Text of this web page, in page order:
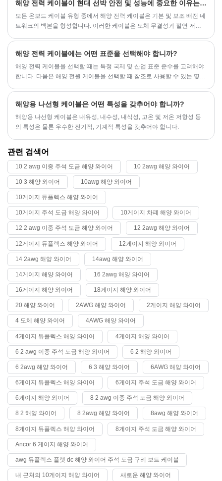
해양 전력 케이블이 현대 선박 안전 및 성능에 중요한 이유는 무엇입니까?
모든 온보드 케이블 유형 중에서 해양 전력 케이블은 기본 및 보조 배전 네
트워크의 백본을 형성합니다. 이러한 케이블은 도체 무결성과 절연 저항
해양 전력 케이블에는 어떤 표준을 선택해야 합니까?
​해양 전력 케이블을 선택할 때는 특정 국제 및 산업 표준 준수를 고려해야
합니다. 다음은 해양 전원 케이블을 선택할 때 참조로 사용할 수 있는 몇
해양용 나선형 케이블은 어떤 특성을 갖추어야 합니까?
해양용 나선형 케이블은 내유성, 내수성, 내식성, 고온 및 저온 저항성 등
의 특성은 물론 우수한 전기적, 기계적 특성을 갖추어야 합니다.
관련 검색어
10 2 awg 이중 주석 도금 해양 와이어 10 2awg 해양 와이어
10 3 해양 와이어 10awg 해양 와이어
10게이지 듀플렉스 해양 와이어
10게이지 주석 도금 해양 와이어 10게이지 차폐 해양 와이어
12 2 awg 이중 주석 도금 해양 와이어 12 2awg 해양 와이어
12게이지 듀플렉스 해양 와이어 12게이지 해양 와이어
14 2awg 해양 와이어 14awg 해양 와이어
14게이지 해양 와이어 16 2awg 해양 와이어
16게이지 해양 와이어 18게이지 해양 와이어
20 해양 와이어 2AWG 해양 와이어 2게이지 해양 와이어
4 도체 해양 와이어 4AWG 해양 와이어
4게이지 듀플렉스 해양 와이어 4게이지 해양 와이어
6 2 awg 이중 주석 도금 해양 와이어 6 2 해양 와이어
6 2awg 해양 와이어 6 3 해양 와이어 6AWG 해양 와이어
6게이지 듀플렉스 해양 와이어 6게이지 주석 도금 해양 와이어
6게이지 해양 와이어 8 2 awg 이중 주석 도금 해양 와이어
8 2 해양 와이어 8 2awg 해양 와이어 8awg 해양 와이어
8게이지 듀플렉스 해양 와이어 8게이지 주석 도금 해양 와이어
Ancor 6 게이지 해양 와이어
awg 듀플렉스 플랫 dc 해양 와이어 주석 도금 구리 보트 케이블
내 근처의 10게이지 해양 와이어 새로운 해양 와이어